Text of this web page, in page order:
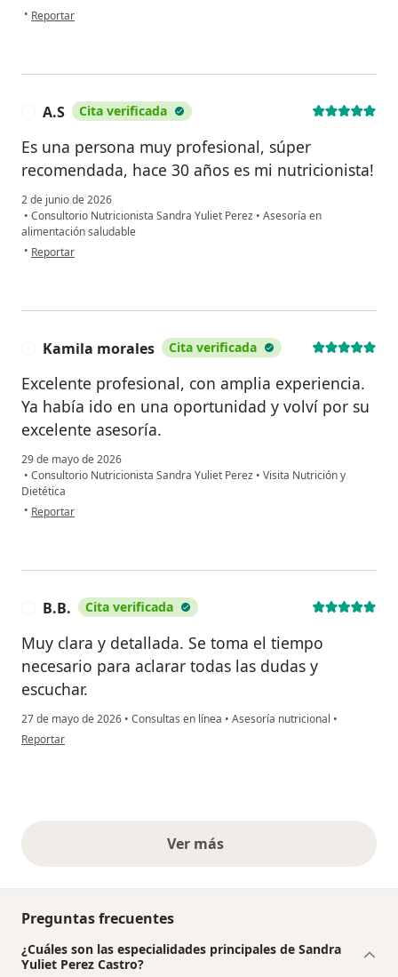
• en opinión del usuario D.L.M
Reportar
A.S Cita verificada
Es una persona muy profesional, súper
recomendada, hace 30 años es mi nutricionista!
2 de junio de 2026
• Consultorio Nutricionista Sandra Yuliet Perez • Asesoría en
alimentación saludable
• en opinión del usuario A.S
Reportar
Kamila morales Cita verificada
Excelente profesional, con amplia experiencia.
Ya había ido en una oportunidad y volví por su
excelente asesoría.
29 de mayo de 2026
• Consultorio Nutricionista Sandra Yuliet Perez • Visita Nutrición y
Dietética
• en opinión del usuario Kamila morales
Reportar
B.B. Cita verificada
Muy clara y detallada. Se toma el tiempo
necesario para aclarar todas las dudas y
escuchar.
27 de mayo de 2026 • Consultas en línea • Asesoría nutricional •
en opinión del usuario B.B.
Reportar
Ver másopiniones anteriores
Preguntas frecuentes
¿Cuáles son las especialidades principales de Sandra
Yuliet Perez Castro?